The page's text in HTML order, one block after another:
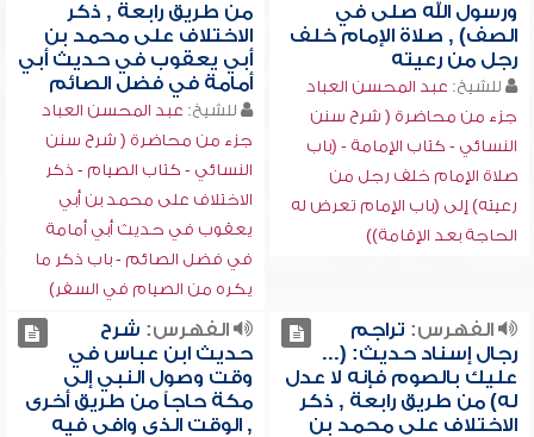
ورسول الله صلى في
الصف) , صلاة الإمام خلف
رجل من رعيته
للشيخ: عبد المحسن العباد
جزء من محاضرة ( شرح سنن
النسائي - كتاب الإمامة - (باب
صلاة الإمام خلف رجل من
رعيته) إلى (باب الإمام تعرض له
الحاجة بعد الإقامة))
من طريق رابعة , ذكر
الاختلاف على محمد بن
أبي يعقوب في حديث أبي
أمامة في فضل الصائم
للشيخ: عبد المحسن العباد
جزء من محاضرة ( شرح سنن
النسائي - كتاب الصيام - ذكر
الاختلاف على محمد بن أبي
يعقوب في حديث أبي أمامة
في فضل الصائم - باب ذكر ما
يكره من الصيام في السفر)
الفهرس: تراجم
رجال إسناد حديث: (...
عليك بالصوم فإنه لا عدل
له) من طريق رابعة , ذكر
الاختلاف على محمد بن
الفهرس: شرح
حديث ابن عباس في
وقت وصول النبي إلى
مكة حاجاً من طريق أخرى
, الوقت الذي وافى فيه